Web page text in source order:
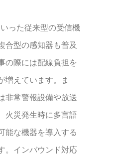
った従来型の受信機
合型の感知器も普及
の際には配線負担を
増えています。ま
非常警報設備や放送
火災発生時に多言語
能な機器を導入する
。インバウンド対応